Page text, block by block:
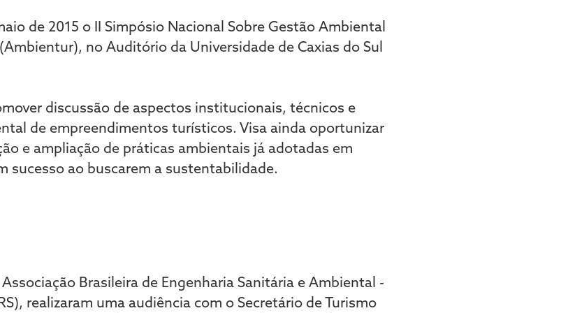
de 2015 o II Simpósio Nacional Sobre Gestão Ambiental
no Auditório da Universidade de Caxias do Sul
discussão de aspectos institucionais, técnicos e
de empreendimentos turísticos. Visa ainda oportunizar
e ampliação de práticas ambientais já adotadas em
sucesso ao buscarem a sustentabilidade.
Brasileira de Engenharia Sanitária e Ambiental -
realizaram uma audiência com o Secretário de Turismo